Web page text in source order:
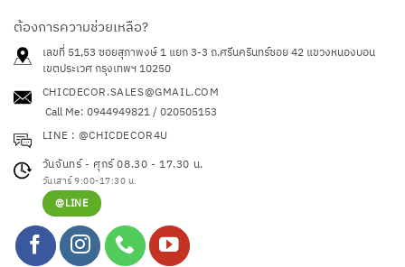
ต้องการความช่วยเหลือ?
เลขที่ 51,53 ซอยสุภาพงษ์ 1 แยก 3-3 ถ.ศรีนครินทร์ซอย 42แขวงหนองบอน
เขตประเวศ กรุงเทพฯ 10250
CHICDECOR.SALES@GMAIL.COM
Call Me: 0944949821 / 020505153
LINE : @CHICDECOR4U
วันจันทร์ - ศุกร์ 08.30 - 17.30 น.
วันเสาร์ 9:00-17:30 น.
@LINE